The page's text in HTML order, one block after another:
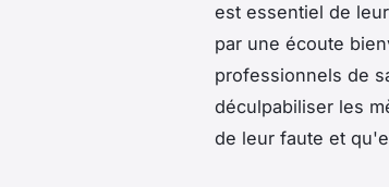
est essentiel de
par une écoute
professionnels de
déculpabiliser les
de leur faute et